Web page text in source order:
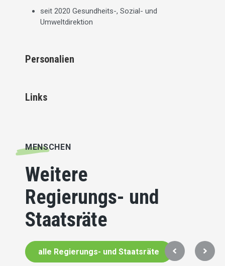
seit 2020 Gesundheits-, Sozial- und
Umweltdirektion
Personalien
Links
MENSCHEN
Weitere
Regierungs- und
Staatsräte
alle Regierungs- und Staatsräte